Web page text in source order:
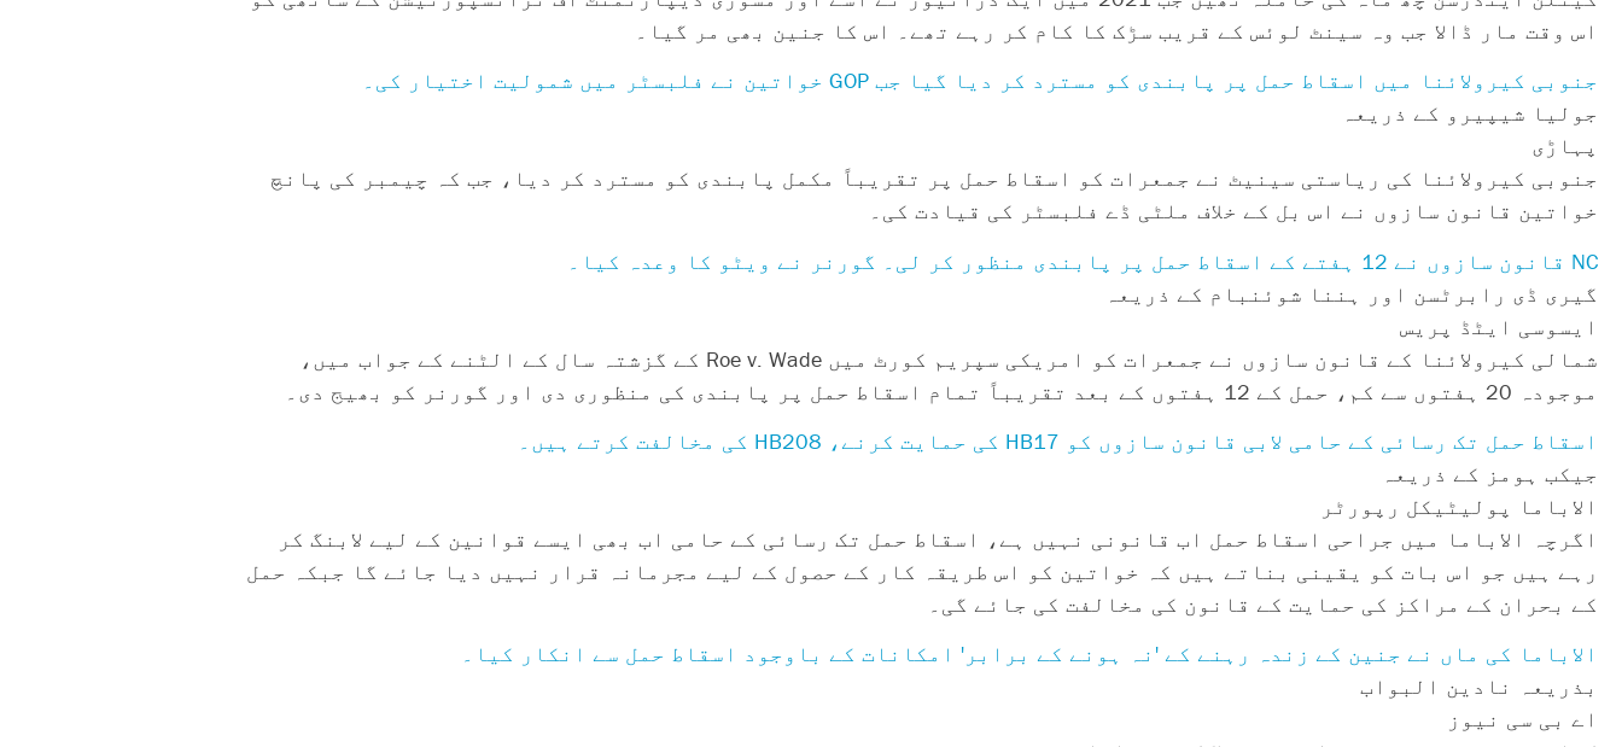
اس وقت مار ڈالا جب وہ سینٹ لوئس کے قریب سڑک کا کام کر رہے تھے۔ اس کا جنین بھی مر گیا۔
جنوبی کیرولائنا میں اسقاط حمل پر پابندی کو مسترد کر دیا گیا جب GOP خواتین نے فلبسٹر میں شمولیت اختیار کی۔
جولیا شیپیرو کے ذریعہ
پہاڑی
جنوبی کیرولائنا کی ریاستی سینیٹ نے جمعرات کو اسقاط حمل پر تقریباً مکمل پابندی کو مسترد کر دیا، جب کہ چیمبر کی پانچ
خواتین قانون سازوں نے اس بل کے خلاف ملٹی ڈے فلبسٹر کی قیادت کی۔
NC قانون سازوں نے 12 ہفتے کے اسقاط حمل پر پابندی منظور کر لی۔ گورنر نے ویٹو کا وعدہ کیا۔
گیری ڈی رابرٹسن اور ہننا شوئنبام کے ذریعہ
ایسوسی ایٹڈ پریس
شمالی کیرولائنا کے قانون سازوں نے جمعرات کو امریکی سپریم کورٹ میں Roe v. Wade کے گزشتہ سال کے الٹنے کے جواب میں،
موجودہ 20 ہفتوں سے کم، حمل کے 12 ہفتوں کے بعد تقریباً تمام اسقاط حمل پر پابندی کی منظوری دی اور گورنر کو بھیج دی۔
اسقاط حمل تک رسائی کے حامی لابی قانون سازوں کو HB17 کی حمایت کرنے، HB208 کی مخالفت کرتے ہیں۔
جیکب ہومز کے ذریعہ
الاباما پولیٹیکل رپورٹر
اگرچہ الاباما میں جراحی اسقاط حمل اب قانونی نہیں ہے، اسقاط حمل تک رسائی کے حامی اب بھی ایسے قوانین کے لیے لابنگ کر
رہے ہیں جو اس بات کو یقینی بناتے ہیں کہ خواتین کو اس طریقہ کار کے حصول کے لیے مجرمانہ قرار نہیں دیا جائے گا جبکہ حمل
کے بحران کے مراکز کی حمایت کے قانون کی مخالفت کی جائے گی۔
الاباما کی ماں نے جنین کے زندہ رہنے کے 'نہ ہونے کے برابر' امکانات کے باوجود اسقاط حمل سے انکار کیا۔
بذریعہ نادین البواب
اے بی سی نیوز